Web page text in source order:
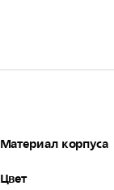
Материал корпуса
Цвет